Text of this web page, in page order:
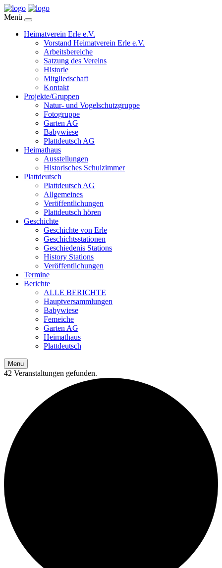
Menü
Heimatverein Erle e.V.
Vorstand Heimatverein Erle e.V.
Arbeitsbereiche
Satzung des Vereins
Historie
Mitgliedschaft
Kontakt
Projekte/Gruppen
Natur- und Vogelschutzgruppe
Fotogruppe
Garten AG
Babywiese
Plattdeutsch AG
Heimathaus
Ausstellungen
Historisches Schulzimmer
Plattdeutsch
Plattdeutsch AG
Allgemeines
Veröffentlichungen
Plattdeutsch hören
Geschichte
Geschichte von Erle
Geschichtsstationen
Geschiedenis Stations
History Stations
Veröffentlichungen
Termine
Berichte
ALLE BERICHTE
Hauptversammlungen
Babywiese
Femeiche
Garten AG
Heimathaus
Plattdeutsch
Menu
42 Veranstaltungen gefunden.